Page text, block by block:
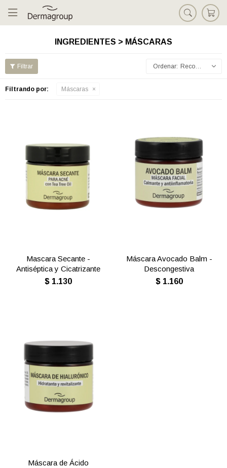

INGREDIENTES > MÁSCARAS
Recomendados
Filtrando por: Máscaras
Mascara Secante -
Antiséptica y Cicatrizante
$ 1.130
Máscara Avocado Balm -
Descongestiva
$ 1.160
Máscara de Ácido